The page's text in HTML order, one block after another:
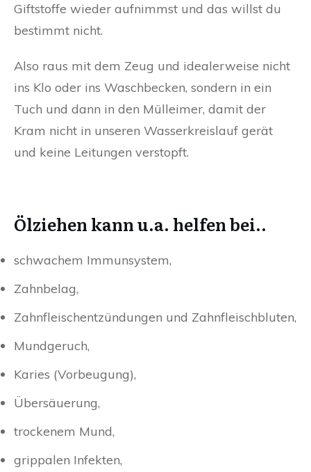
Giftstoffe wieder aufnimmst und das willst du
bestimmt nicht.
Also raus mit dem Zeug und idealerweise nicht
ins Klo oder ins Waschbecken, sondern in ein
Tuch und dann in den Mülleimer, damit der
Kram nicht in unseren Wasserkreislauf gerät
und keine Leitungen verstopft.
Ölziehen kann u.a. helfen bei..
schwachem Immunsystem,
Zahnbelag,
Zahnfleischentzündungen und Zahnfleischbluten,
Mundgeruch,
Karies (Vorbeugung),
Übersäuerung,
trockenem Mund,
grippalen Infekten,